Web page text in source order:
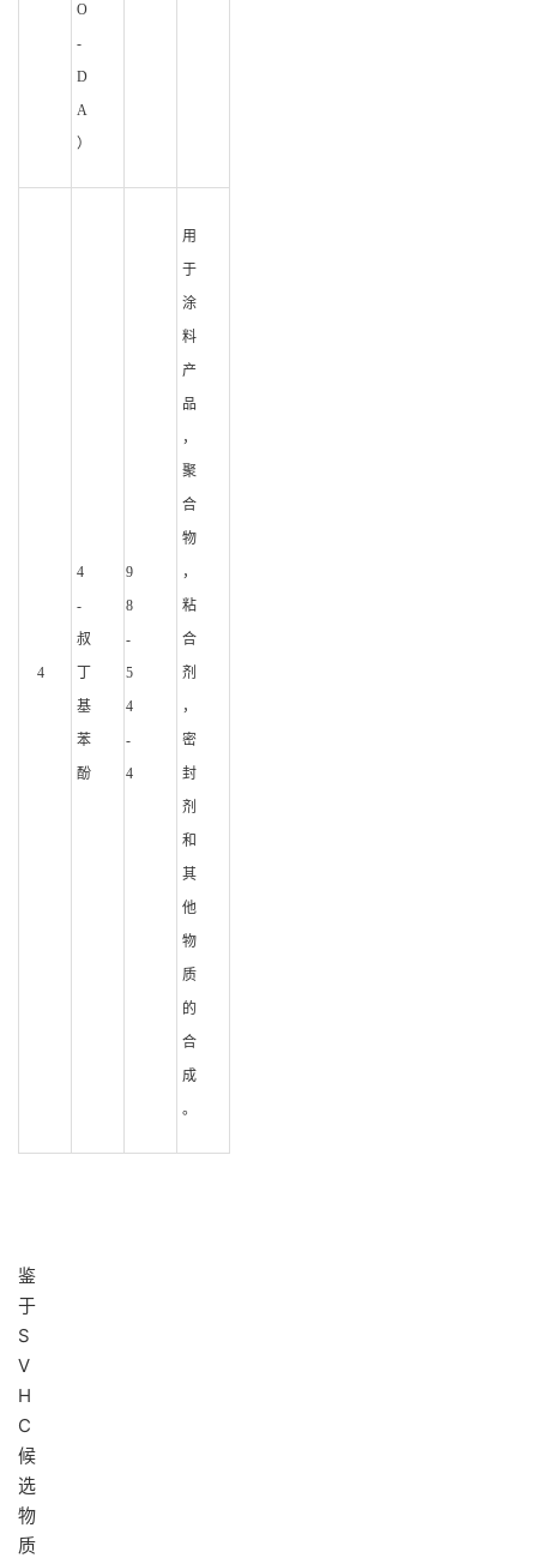
O
-
D
A
）
4
4
-
叔
基
苯
酚
9
8
-
5
4
-
4
用
于
涂
料
产
品
，
聚
合
物
，
粘
合
剂
，
密
封
剂
和
其
他
物
质
的
合
成
。
鉴
于
S
V
H
C
候
选
物
质